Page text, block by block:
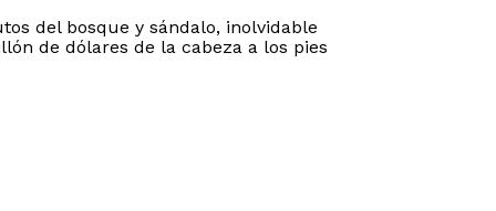
del bosque y sándalo, inolvidable
de dólares de la cabeza a los pies